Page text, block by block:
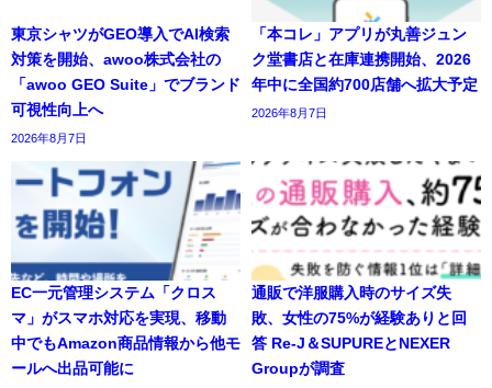
東京シャツがGEO導入でAI検索
対策を開始、awoo株式会社の
「awoo GEO Suite」でブランド
可視性向上へ
2026年8月7日
「本コレ」アプリが丸善ジュン
ク堂書店と在庫連携開始、2026
年中に全国約700店舗へ拡大予定
2026年8月7日
EC一元管理システム「クロス
マ」がスマホ対応を実現、移動
中でもAmazon商品情報から他モ
ールへ出品可能に
通販で洋服購入時のサイズ失
敗、女性の75%が経験ありと回
答 Re-J＆SUPUREとNEXER
Groupが調査